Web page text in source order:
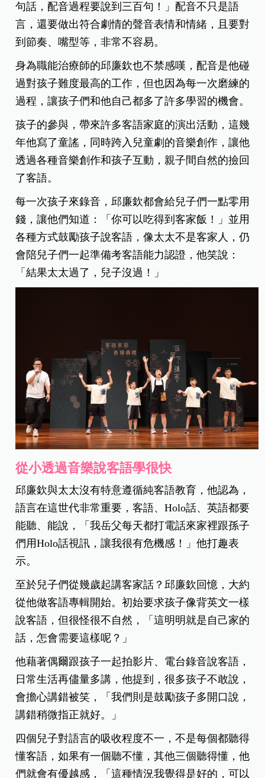
句話，配音過程要說到三百句！」配音不只是語
言，還要做出符合劇情的聲音表情和情緒，且要對
到節奏、嘴型等，非常不容易。
身為職能治療師的邱廉欽也不禁感嘆，配音是他碰
過對孩子難度最高的工作，但也因為每一次磨練的
過程，讓孩子們和他自己都多了許多學習的機會。
孩子的參與，帶來許多客語家庭的演出活動，這幾
年他寫了童謠，同時跨入兒童劇的音樂創作，讓他
透過各種音樂創作和孩子互動，親子間自然的撿回
了客語。
每一次孩子來錄音，邱廉欽都會給兒子們一點零用
錢，讓他們知道：「你可以吃得到客家飯！」並用
各種方式鼓勵孩子說客語，像太太不是客家人，仍
會陪兒子們一起準備考客語能力認證，他笑說：
「結果太太過了，兒子沒過！」
從小透過音樂說客語學很快
邱廉欽與太太沒有特意遵循純客語教育，他認為，
語言在這世代非常重要，客語、Holo話、英語都要
能聽、能說，「我岳父每天都打電話來家裡跟孫子
們用Holo話視訊，讓我很有危機感！」他打趣表
示。
至於兒子們從幾歲起講客家話？邱廉欽回憶，大約
從他做客語專輯開始。初始要求孩子像背英文一樣
說客語，但很怪很不自然，「這明明就是自己家的
話，怎會需要這樣呢？」
他藉著偶爾跟孩子一起拍影片、電台錄音說客語，
日常生活再儘量多講，他提到，很多孩子不敢說，
會擔心講錯被笑，「我們則是鼓勵孩子多開口說，
講錯稍微指正就好。」
四個兒子對語言的吸收程度不一，不是每個都聽得
懂客語，如果有一個聽不懂，其他三個聽得懂，他
們就會有優越感，「這種情況我覺得是好的，可以